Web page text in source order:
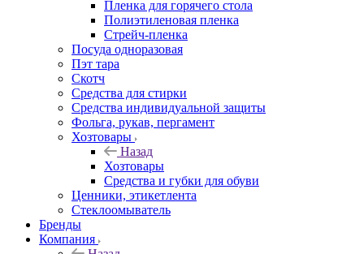
Пленка для горячего стола
Полиэтиленовая пленка
Стрейч-пленка
Посуда одноразовая
Пэт тара
Скотч
Средства для стирки
Средства индивидуальной защиты
Фольга, рукав, пергамент
Хозтовары
Назад
Хозтовары
Средства и губки для обуви
Ценники, этикетлента
Стеклоомыватель
Бренды
Компания